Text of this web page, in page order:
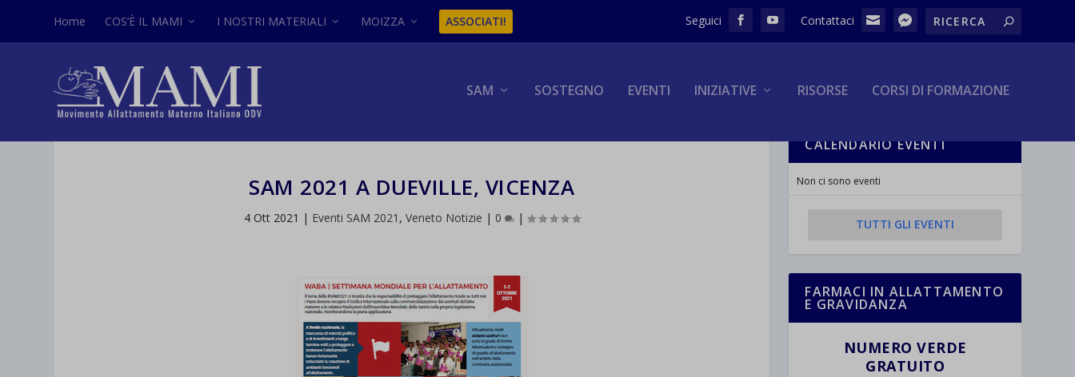
Home COS’È IL MAMI I NOSTRI MATERIALI MOIZZA ASSOCIATI!
SAM SOSTEGNO EVENTI INIZIATIVE RISORSE CORSI DI FORMAZIONE
SAM 2021 A DUEVILLE, VICENZA
4 Ott 2021 | Eventi SAM 2021 , Veneto Notizie | 0 |
CALENDARIO EVENTI
Non ci sono eventi
TUTTI GLI EVENTI
FARMACI IN ALLATTAMENTO
E GRAVIDANZA
NUMERO VERDE
GRATUITO